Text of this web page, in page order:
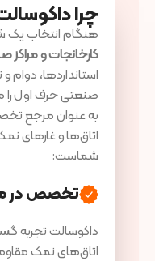
چرا
هنگام انتخاب یک
کارخانجات و مراکز
استانداردها،
صنعتی حرف اول را
به عنوان مرجع
اتاق‌ها و غارهای
شماست:
تخصص در
داکوسالت تجربه
اتاق‌های نمک